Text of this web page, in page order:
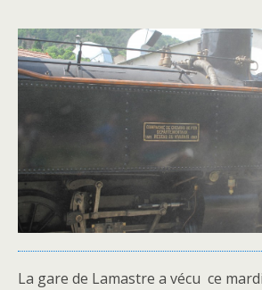
La gare de Lamastre a vécu ce